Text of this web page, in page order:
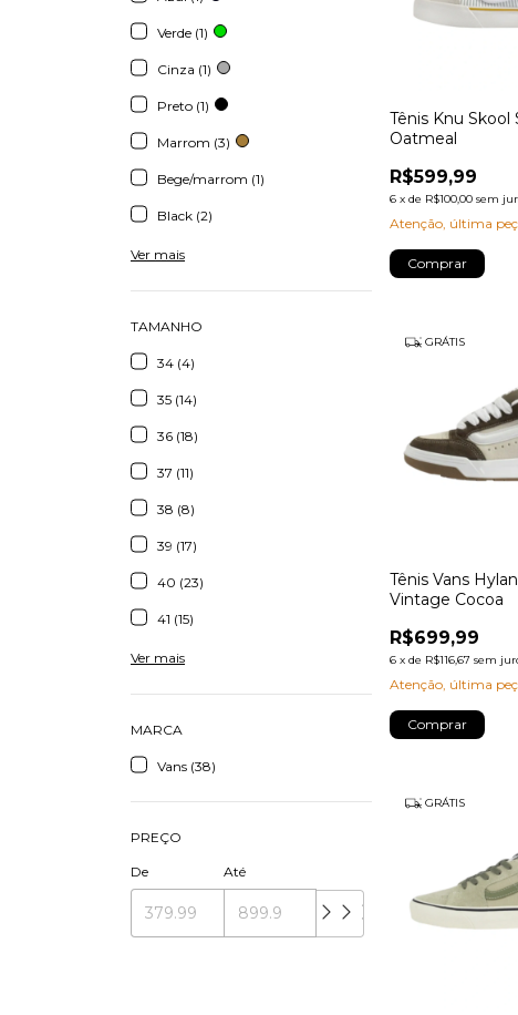
Verde (1)
Cinza (1)
Preto (1)
Marrom (3)
Bege/marrom (1)
Black (2)
Ver mais
TAMANHO
34 (4)
35 (14)
36 (18)
37 (11)
38 (8)
39 (17)
40 (23)
41 (15)
Ver mais
MARCA
Vans (38)
PREÇO
De Até
Tênis Knu Skool
Oatmeal
R$599,99
6 xde R$100,00 sem
Atenção, última
Comprar
GRÁTIS
Tênis Vans
Vintage Cocoa
R$699,99
6 xde R$116,67 sem
Atenção, última
Comprar
GRÁTIS